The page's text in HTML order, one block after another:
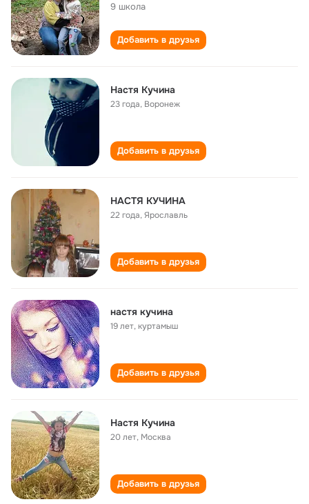
9 школа
Добавить в друзья
Настя Кучина
23 года, Воронеж
Добавить в друзья
НАСТЯ КУЧИНА
22 года,Ярославль
Добавить в друзья
настя кучина
19 лет,куртамыш
Добавить в друзья
Настя Кучина
20 лет, Москва
Добавить в друзья